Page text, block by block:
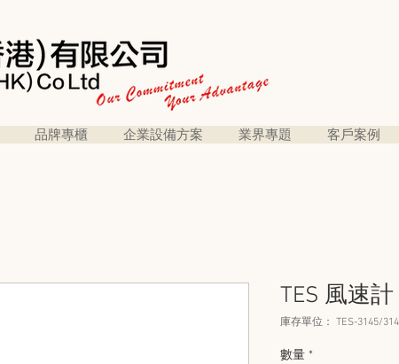
品牌專櫃 企業設備方案 業界專題 客戶案例
TES 風速
庫存單位： TES-3145/
數量 *